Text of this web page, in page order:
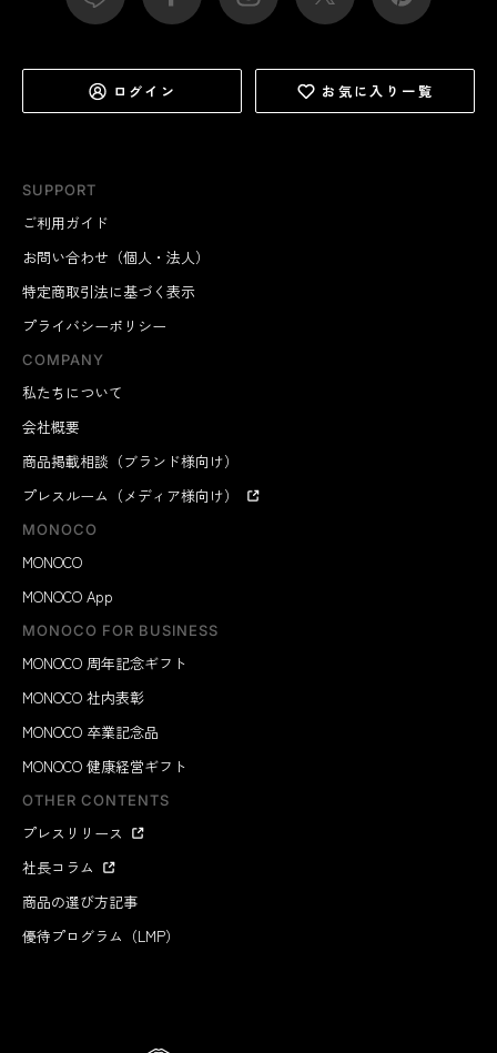
SUPPORT
ご利用ガイド
お問い合わせ（個人・法人）
特定商取引法に基づく表示
プライバシーポリシー
COMPANY
私たちについて
会社概要
商品掲載相談（ブランド様向け）
プレスルーム（メディア様向け）
MONOCO
MONOCO
MONOCO App
MONOCO FOR BUSINESS
MONOCO 周年記念ギフト
MONOCO 社内表彰
MONOCO 卒業記念品
MONOCO 健康経営ギフト
OTHER CONTENTS
プレスリリース
社長コラム
商品の選び方記事
優待プログラム（LMP）
ログイン お気に入り一覧